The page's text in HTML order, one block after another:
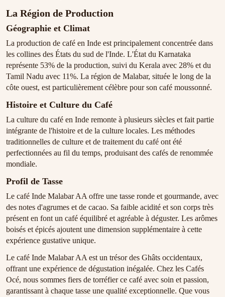
La Région de Production
Géographie et Climat
La production de café en Inde est principalement concentrée dans
les collines des États du sud de l'Inde. L'État du Karnataka
représente 53% de la production, suivi du Kerala avec 28% et du
Tamil Nadu avec 11%. La région de Malabar, située le long de la
côte ouest, est particulièrement célèbre pour son café moussonné.
Histoire et Culture du Café
La culture du café en Inde remonte à plusieurs siècles et fait partie
intégrante de l'histoire et de la culture locales. Les méthodes
traditionnelles de culture et de traitement du café ont été
perfectionnées au fil du temps, produisant des cafés de renommée
mondiale.
Profil de Tasse
Le café Inde Malabar AA offre une tasse ronde et gourmande, avec
des notes d'agrumes et de cacao. Sa faible acidité et son corps très
présent en font un café équilibré et agréable à déguster. Les arômes
boisés et épicés ajoutent une dimension supplémentaire à cette
expérience gustative unique.
Le café Inde Malabar AA est un trésor des Ghâts occidentaux,
offrant une expérience de dégustation inégalée. Chez les Cafés
Océ, nous sommes fiers de torréfier ce café avec soin et passion,
garantissant à chaque tasse une qualité exceptionnelle. Que vous